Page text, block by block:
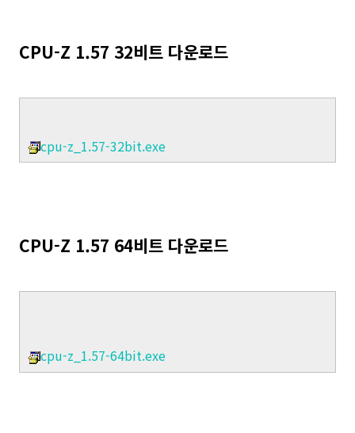
CPU-Z 1.57 32비트 다운로드
cpu-z_1.57-32bit.exe
CPU-Z 1.57 64비트 다운로드
cpu-z_1.57-64bit.exe